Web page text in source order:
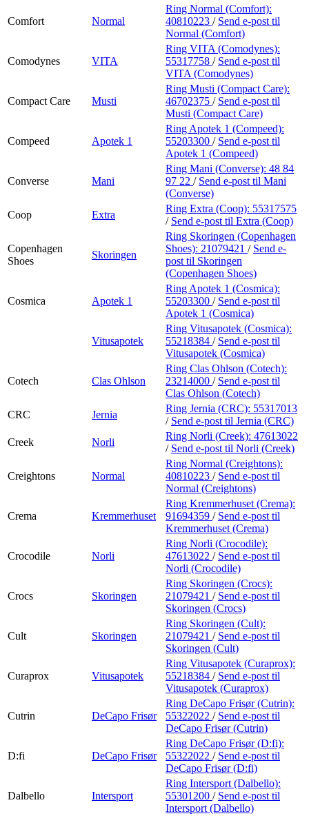
Comfort Normal
Ring Normal (Comfort):
40810223 / Send e-post til
Normal (Comfort)
Comodynes VITA
Ring VITA (Comodynes):
55317758 / Send e-post til
VITA (Comodynes)
Compact Care Musti
Ring Musti (Compact Care):
46702375 / Send e-post til
Musti (Compact Care)
Compeed Apotek 1
Ring Apotek 1 (Compeed):
55203300 / Send e-post til
Apotek 1 (Compeed)
Converse Mani
Ring Mani (Converse): 48 84
97 22 / Send e-post til Mani
(Converse)
Coop
Extra
Ring Extra (Coop): 55317575
/ Send e-post til Extra (Coop)
Copenhagen
Shoes
Skoringen
Ring Skoringen (Copenhagen
Shoes): 21079421 / Send e-
post til Skoringen
(Copenhagen Shoes)
Cosmica Apotek 1
Ring Apotek 1 (Cosmica):
55203300 / Send e-post til
Apotek 1 (Cosmica)
Vitusapotek
Ring Vitusapotek (Cosmica):
55218384 / Send e-post til
Vitusapotek (Cosmica)
Cotech Clas Ohlson
Ring Clas Ohlson (Cotech):
23214000 / Send e-post til
Clas Ohlson (Cotech)
CRC
Jernia
Ring Jernia (CRC): 55317013
/ Send e-post til Jernia (CRC)
Creek
Norli
Ring Norli (Creek): 47613022
/ Send e-post til Norli (Creek)
Creightons Normal
Ring Normal (Creightons):
40810223 / Send e-post til
Normal (Creightons)
Crema Kremmerhuset
Ring Kremmerhuset (Crema):
91694359 / Send e-post til
Kremmerhuset (Crema)
Crocodile Norli
Ring Norli (Crocodile):
47613022 / Send e-post til
Norli (Crocodile)
Crocs Skoringen
Ring Skoringen (Crocs):
21079421 / Send e-post til
Skoringen (Crocs)
Cult Skoringen
Ring Skoringen (Cult):
21079421 / Send e-post til
Skoringen (Cult)
Curaprox Vitusapotek
Ring Vitusapotek (Curaprox):
55218384 / Send e-post til
Vitusapotek (Curaprox)
Cutrin DeCapo Frisør
Ring DeCapo Frisør (Cutrin):
55322022 / Send e-post til
DeCapo Frisør (Cutrin)
D:fi DeCapo Frisør
Ring DeCapo Frisør (D:fi):
55322022 / Send e-post til
DeCapo Frisør (D:fi)
Dalbello Intersport
Ring Intersport (Dalbello):
55301200 / Send e-post til
Intersport (Dalbello)